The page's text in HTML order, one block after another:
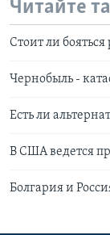
Читайте
Стоит ли
Чернобыль -
Есть ли
В США ведется
Болгария и